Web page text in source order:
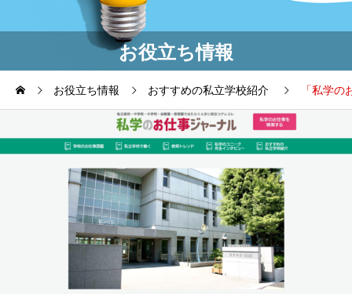
お役立ち情報
お役立ち情報 おすすめの私立学校紹介 「私学